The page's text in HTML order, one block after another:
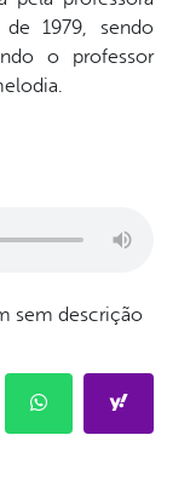
1979, sendo
o professor